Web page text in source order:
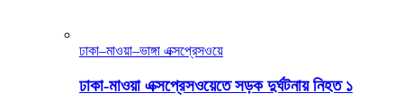
ঢাকা–মাওয়া–ভাঙ্গা এক্সপ্রেসওয়ে
ঢাকা-মাওয়া এক্সপ্রেসওয়েতে সড়ক দুর্ঘটনায় নিহত ১